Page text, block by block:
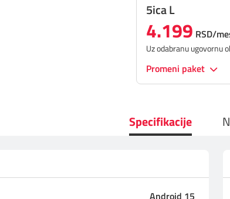
5ica L
4.199 RSD/
Uz odabranu ugovornu
Promeni paket
Specifikacije
Android 15